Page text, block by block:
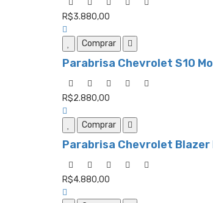
R$3.880,00
Comprar
Parabrisa Chevrolet S10
R$2.880,00
Comprar
Parabrisa Chevrolet Blazer
R$4.880,00